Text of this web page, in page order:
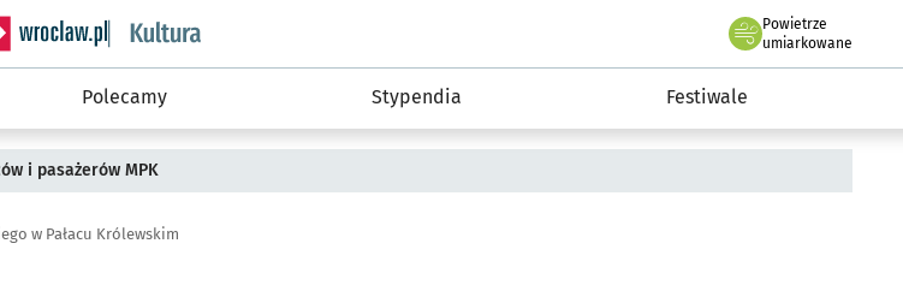
informacyjny wroclaw.pl podserwis: Kultura
Powietrze
we Wrocławiu
umiarkowane
Polecamy Stypendia Festiwale
i pasażerów MPK
w Pałacu Królewskim